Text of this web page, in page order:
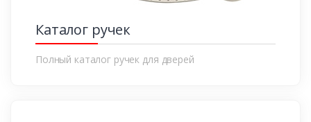
Каталог ручек
Полный каталог ручек для дверей